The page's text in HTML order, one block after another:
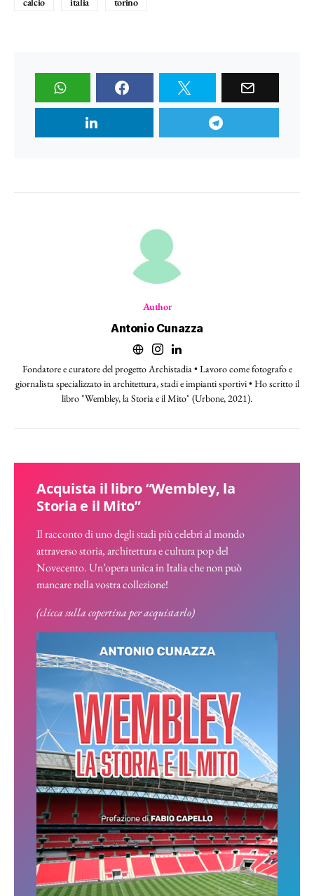
Author
Antonio Cunazza
Fondatore e curatore del progetto Archistadia • Lavoro come fotografo e
giornalista specializzato in architettura, stadi e impianti sportivi • Ho scritto il
libro "Wembley, la Storia e il Mito" (Urbone, 2021).
Acquista il libro “Wembley, la
Storia e il Mito”
Il racconto di uno degli stadi più celebri al mondo
attraverso storia, architettura e cultura pop del
Novecento. Un’opera unica in Italia che non può
mancare nella vostra collezione!
(clicca sulla copertina per acquistarlo)